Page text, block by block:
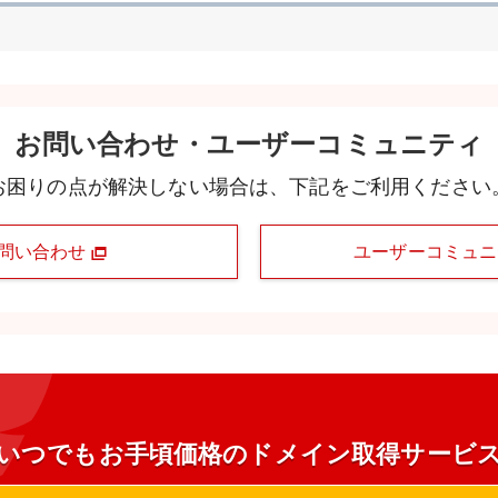
お問い合わせ・ユーザーコミュニティ
困りの点が解決しない場合は、下記をご利用ください
い合わせ ユーザーコミュニ
つでもお手頃価格のドメイン取得サービス